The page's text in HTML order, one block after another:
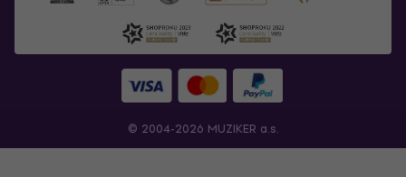
© 2004-2026 MUZIKER a.s.